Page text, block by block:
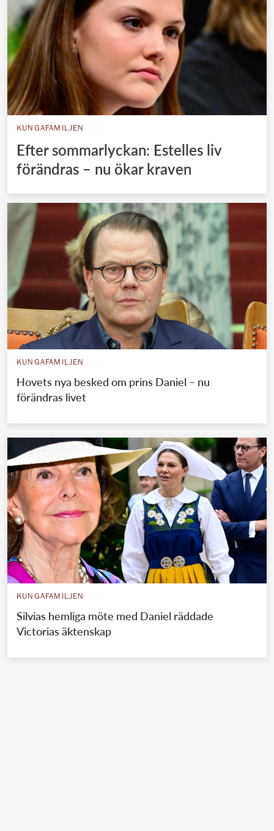
KUNGAFAMILJEN
Efter sommarlyckan: Estelles liv
förändras – nu ökar kraven
KUNGAFAMILJEN
Hovets nya besked om prins Daniel – nu
förändras livet
KUNGAFAMILJEN
Silvias hemliga möte med Daniel räddade
Victorias äktenskap